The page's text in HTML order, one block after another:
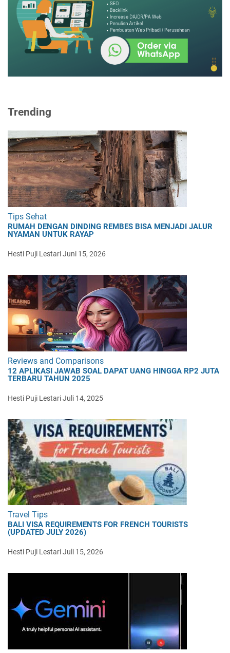
Trending
Tips Sehat
RUMAH DENGAN DINDING REMBES BISA MENJADI JALUR
NYAMAN UNTUK RAYAP
Hesti Puji LestariJuni 15, 2026
Reviews and Comparisons
12 APLIKASI JAWAB SOAL DAPAT UANG HINGGA RP2 JUTA
TERBARU TAHUN 2025
Hesti Puji LestariJuli 14, 2025
Travel Tips
BALI VISA REQUIREMENTS FOR FRENCH TOURISTS
(UPDATED JULY 2026)
Hesti Puji LestariJuli 15, 2026